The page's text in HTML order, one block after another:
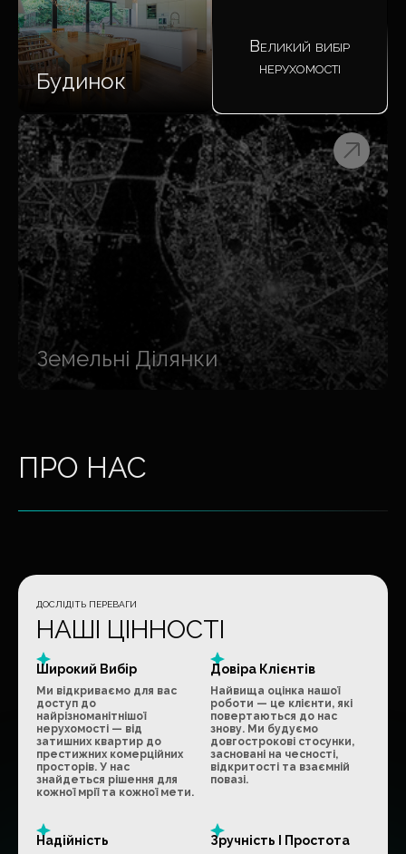
Будинок
Великий вибір
нерухомості
Земельні Ділянки
ПРО НАС
ДОСЛІДІТЬ ПЕРЕВАГИ
НАШІ ЦІННОСТІ
Широкий Вибір
Ми відкриваємо для вас
доступ до
найрізноманітнішої
нерухомості — від
затишних квартир до
престижних комерційних
просторів. У нас
знайдеться рішення для
кожної мрії та кожної мети.
Довіра Клієнтів
Найвища оцінка нашої
роботи — це клієнти, які
повертаються до нас
знову. Ми будуємо
довгострокові стосунки,
засновані на чесності,
відкритості та взаємній
повазі.
Надійність Зручність І Простота